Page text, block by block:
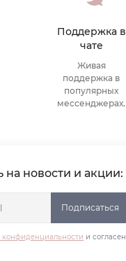
Поддержка в
чате
Живая
поддержка в
популярных
мессенджерах.
на новости и акции:
Подписаться
конфиденциальности и согласен